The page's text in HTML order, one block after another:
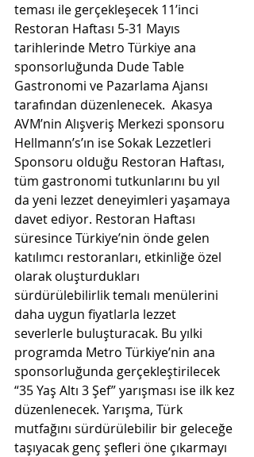
teması ile gerçekleşecek 11’inci
Restoran Haftası 5-31 Mayıs
tarihlerinde Metro Türkiye ana
sponsorluğunda Dude Table
Gastronomi ve Pazarlama Ajansı
tarafından düzenlenecek.  Akasya
AVM’nin Alışveriş Merkezi sponsoru
Hellmann’s’ın ise Sokak Lezzetleri
Sponsoru olduğu Restoran Haftası,
tüm gastronomi tutkunlarını bu yıl
da yeni lezzet deneyimleri yaşamaya
davet ediyor. Restoran Haftası
süresince Türkiye’nin önde gelen
katılımcı restoranları, etkinliğe özel
olarak oluşturdukları
sürdürülebilirlik temalı menülerini
daha uygun fiyatlarla lezzet
severlerle buluşturacak. Bu yılki
programda Metro Türkiye’nin ana
sponsorluğunda gerçekleştirilecek
“35 Yaş Altı 3 Şef” yarışması ise ilk kez
düzenlenecek. Yarışma, Türk
mutfağını sürdürülebilir bir geleceğe
taşıyacak genç şefleri öne çıkarmayı